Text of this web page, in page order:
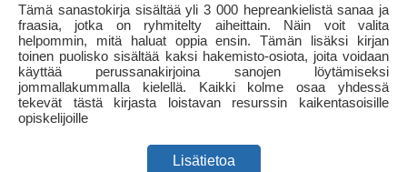
Tämä sanastokirja sisältää yli 3 000 hepreankielistä sanaa ja
fraasia, jotka on ryhmitelty aiheittain. Näin voit valita
helpommin, mitä haluat oppia ensin. Tämän lisäksi kirjan
toinen puolisko sisältää kaksi hakemisto-osiota, joita voidaan
käyttää perussanakirjoina sanojen löytämiseksi
jommallakummalla kielellä. Kaikki kolme osaa yhdessä
tekevät tästä kirjasta loistavan resurssin kaikentasoisille
opiskelijoille
Lisätietoa